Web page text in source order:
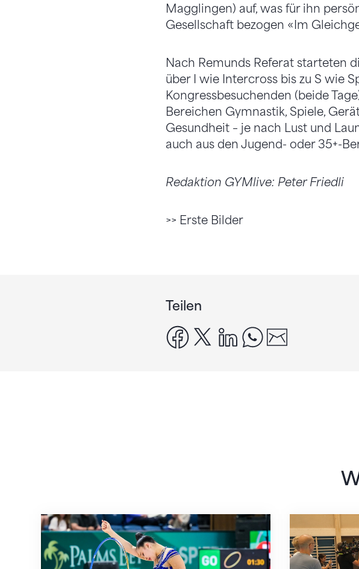
Magglingen) auf, was für ihn
Gesellschaft bezogen «Im
Nach Remunds Referat starteten
über I wie Intercross bis zu S wie
Kongressbesuchenden (beide
Bereichen Gymnastik, Spiele,
Gesundheit – je nach Lust und
auch aus den Jugend- oder 35+-
Redaktion GYMlive: Peter Friedli
>> Erste Bilder
Teilen
facebook
x linkedinwhatsapp
Nächster Halt: Weltmeisterschaft Mit klaren